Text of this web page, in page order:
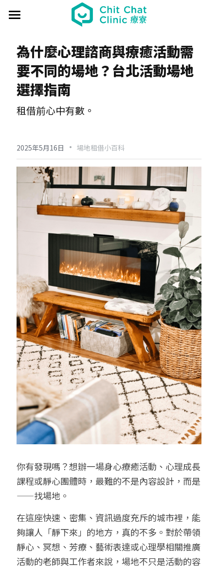
關於療寮 About
最新動態 Event
《真相追尋者》十字路口篇
日本香の占卜🎐
文化美食夜
療寮看電影
給大人的電影社
手作．時光
台港文化傾偈會
《我在露台煎西多士》場刊
展覽 Exhibition
《島工》職業醫學社區展
《邊界》概念藝術展
《休日》創作聯展
療癒 & 心靈 Wellness
板橋輕運動
實青小學堂+
特別企劃 - 眠八月
實體課程 Course
板橋運動教室
Yoga 瑜珈
Boxing 拳擊
運動課花絮
廣東話基礎班
新北輕騎行
給香港人的國語課
西多士 粵語劇場
守護華江人工濕地
療寮．工作室開放日
《神隱》實境遊戲
調香師
馴獸師
場地租借 Venue
場地租借
共享空間
現場環境
價格方案
平日最新優惠
部落格 Blog
聯絡我們 Contact us
登錄/註冊
02 7755 7668
chitchatclinic@gmail.com
預約
為什麼心理諮商與療癒活動需
要不同的場地？台北活動場地
選擇指南
租借前心中有數。
2025年5月16日 · 場地租借小百科
你有發現嗎？想辦一場身心療癒活動、心理成長
課程或靜心團體時，最難的不是內容設計，而是
——找場地。
在這座快速、密集、資訊過度充斥的城市裡，能
夠讓人「靜下來」的地方，真的不多。對於帶領
靜心、冥想、芳療、藝術表達或心理學相關推廣
活動的老師與工作者來說，場地不只是活動的容